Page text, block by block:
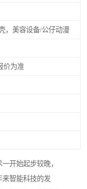
，美容设备/公仔动漫
价为准
开始起步较晚，
来智能科技的发